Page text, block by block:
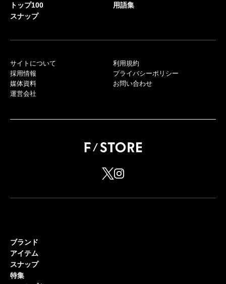
トップ100
スナップ
用語集
サイトについて
採用情報
媒体資料
運営会社
利用規約
プライバシーポリシー
お問い合わせ
ブランド
アイテム
スナップ
特集